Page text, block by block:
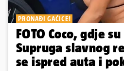
PRONAĐI GAĆICE!
FOTO Coco, gdje
Supruga slavnog
se ispred auta i